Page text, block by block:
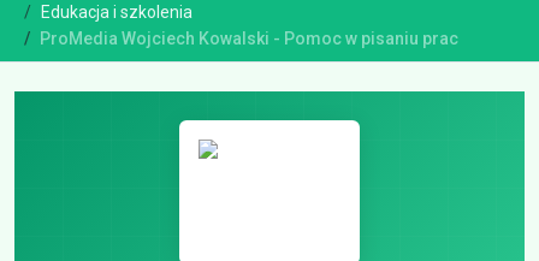
Edukacja i szkolenia
ProMedia Wojciech Kowalski - Pomoc w pisaniu prac